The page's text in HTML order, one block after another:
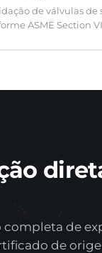
de válvulas de
ASME Section
de
de